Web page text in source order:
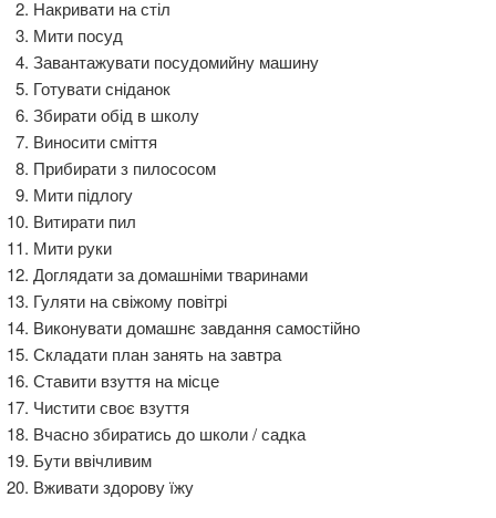
Накривати на стіл
Мити посуд
Завантажувати посудомийну машину
Готувати сніданок
Збирати обід в школу
Виносити сміття
Прибирати з пилососом
Мити підлогу
Витирати пил
Мити руки
Доглядати за домашніми тваринами
Гуляти на свіжому повітрі
Виконувати домашнє завдання самостійно
Складати план занять на завтра
Ставити взуття на місце
Чистити своє взуття
Вчасно збиратись до школи / садка
Бути ввічливим
Вживати здорову їжу